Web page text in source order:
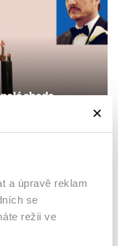
a úpravě reklam
se
režii ve
shoda
zařízeních
odkudkoliv